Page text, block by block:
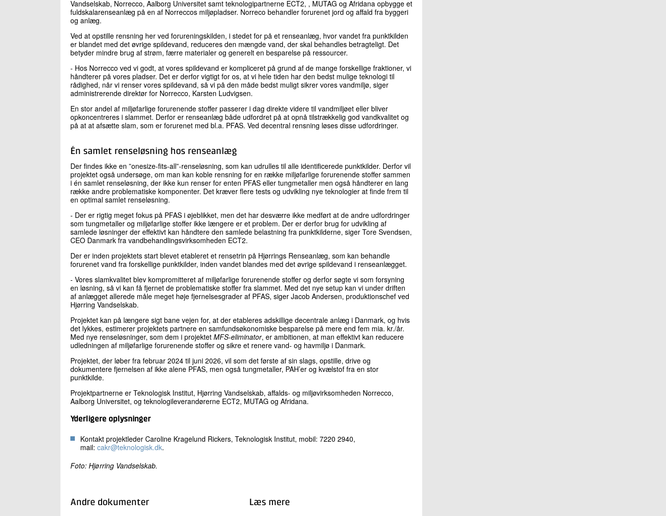
Vandselskab, Norrecco, Aalborg Universitet samt teknologipartnerne ECT2, , MUTAG og Afridana opbygge et
fuldskalarenseanlæg på en af Norreccos miljøpladser. Norreco behandler forurenet jord og affald fra byggeri
og anlæg.
Ved at opstille rensning her ved forureningskilden, i stedet for på et renseanlæg, hvor vandet fra punktkilden
er blandet med det øvrige spildevand, reduceres den mængde vand, der skal behandles betragteligt. Det
betyder mindre brug af strøm, færre materialer og generelt en besparelse på ressourcer.
- Hos Norrecco ved vi godt, at vores spildevand er kompliceret på grund af de mange forskellige fraktioner, vi
håndterer på vores pladser. Det er derfor vigtigt for os, at vi hele tiden har den bedst mulige teknologi til
rådighed, når vi renser vores spildevand, så vi på den måde bedst muligt sikrer vores vandmiljø, siger
administrerende direktør for Norrecco, Karsten Ludvigsen.
En stor andel af miljøfarlige forurenende stoffer passerer i dag direkte videre til vandmiljøet eller bliver
opkoncentreres i slammet. Derfor er renseanlæg både udfordret på at opnå tilstrækkelig god vandkvalitet og
på at at afsætte slam, som er forurenet med bl.a. PFAS. Ved decentral rensning løses disse udfordringer.
Én samlet renseløsning hos renseanlæg
Der findes ikke en ”onesize-fits-all”-renseløsning, som kan udrulles til alle identificerede punktkilder. Derfor vil
projektet også undersøge, om man kan koble rensning for en række miljøfarlige forurenende stoffer sammen
i én samlet renseløsning, der ikke kun renser for enten PFAS eller tungmetaller men også håndterer en lang
række andre problematiske komponenter. Det kræver flere tests og udvikling nye teknologier at finde frem til
en optimal samlet renseløsning.
- Der er rigtig meget fokus på PFAS i øjeblikket, men det har desværre ikke medført at de andre udfordringer
som tungmetaller og miljøfarlige stoffer ikke længere er et problem. Der er derfor brug for udvikling af
samlede løsninger der effektivt kan håndtere den samlede belastning fra punktkilderne, siger Tore Svendsen,
CEO Danmark fra vandbehandlingsvirksomheden ECT2.
Der er inden projektets start blevet etableret et rensetrin på Hjørrings Renseanlæg, som kan behandle
forurenet vand fra forskellige punktkilder, inden vandet blandes med det øvrige spildevand i renseanlægget.
- Vores slamkvalitet blev kompromitteret af miljøfarlige forurenende stoffer og derfor søgte vi som forsyning
en løsning, så vi kan få fjernet de problematiske stoffer fra slammet. Med det nye setup kan vi under driften
af anlægget allerede måle meget høje fjernelsesgrader af PFAS, siger Jacob Andersen, produktionschef ved
Hjørring Vandselskab.
Projektet kan på længere sigt bane vejen for, at der etableres adskillige decentrale anlæg i Danmark, og hvis
det lykkes, estimerer projektets partnere en samfundsøkonomiske besparelse på mere end fem mia. kr./år.
Med nye renseløsninger, som dem i projektet MFS-eliminator, er ambitionen, at man effektivt kan reducere
udledningen af miljøfarlige forurenende stoffer og sikre et renere vand- og havmiljø i Danmark.
Projektet, der løber fra februar 2024 til juni 2026, vil som det første af sin slags, opstille, drive og
dokumentere fjernelsen af ikke alene PFAS, men også tungmetaller, PAH’er og kvælstof fra en stor
punktkilde.
Projektpartnerne er Teknologisk Institut, Hjørring Vandselskab, affalds- og miljøvirksomheden Norrecco,
Aalborg Universitet, og teknologileverandørerne ECT2, MUTAG og Afridana.
Yderligere oplysninger
Kontakt projektleder Caroline Kragelund Rickers, Teknologisk Institut, mobil: 7220 2940,
mail: cakr@teknologisk.dk.
Foto: Hjørring Vandselskab.
Andre dokumenter Læs mere